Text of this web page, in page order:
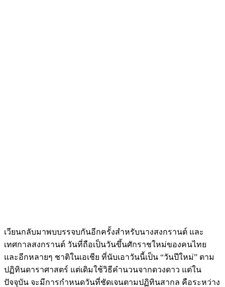
เวียนกลับมาพบบรรจบกันอีกครั้งสำหรับนางสงกรานต์ และ
เทศกาลสงกรานต์ วันที่ถือเป็นวันขึ้นศักราชใหม่ของคนไทย
และอีกหลายๆ ชาติในเอเชีย ที่นับเอาวันนี้เป็น “วันปีใหม่” ตาม
ปฏิทินดาราศาสตร์ แต่เดิมใช้วิธีคำนวนจากดวงดาว แต่ใน
ปัจจุบัน จะมีการกำหนดวันที่ชัดเจนตามปฏิทินสากล คือระหว่าง